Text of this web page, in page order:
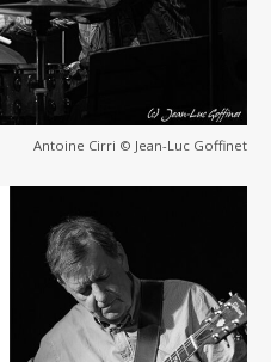
Antoine Cirri © Jean-Luc Goffinet